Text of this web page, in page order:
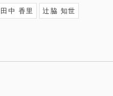
田中 香里 辻脇 知世